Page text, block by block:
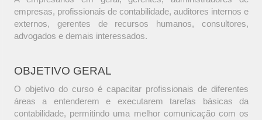
empresas, profissionais de contabilidade, auditores internos e
externos, gerentes de recursos humanos, consultores,
advogados e demais interessados.
OBJETIVO GERAL
O objetivo do curso é capacitar profissionais de diferentes
áreas a entenderem e executarem tarefas básicas da
contabilidade, permitindo uma melhor comunicação com os